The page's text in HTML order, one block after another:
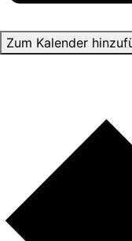
Zum Kalender